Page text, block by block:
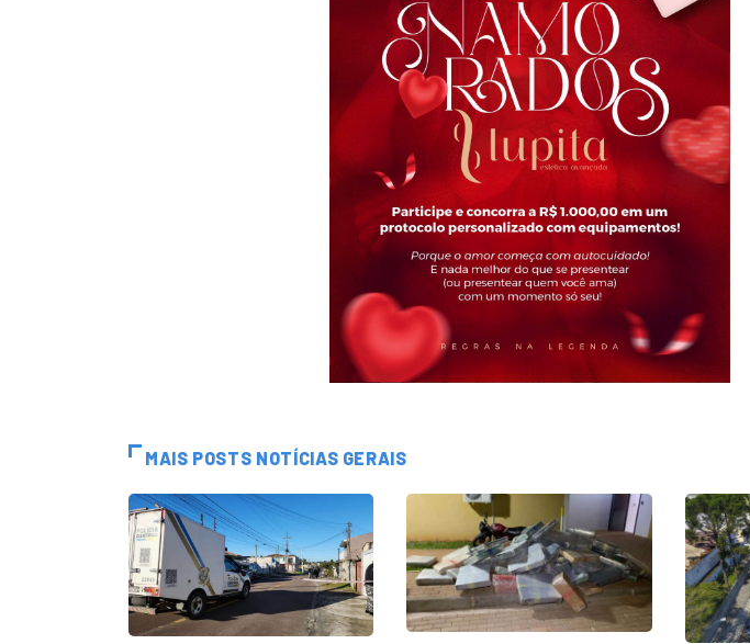
MAIS POSTS NOTÍCIAS GERAIS